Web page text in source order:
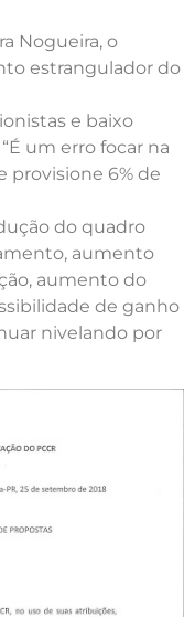
Nogueira, o
estrangulador do
e baixo
um erro focar na
provisione 6% de
do quadro
aumento
aumento do
de ganho
nivelando por